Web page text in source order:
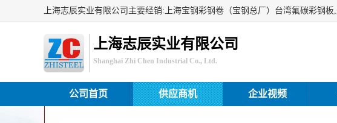
上海志辰实业有限公司
Shanghai Zhi Chen Industrial Co., Ltd.
公司首页 供应商机 企业视频